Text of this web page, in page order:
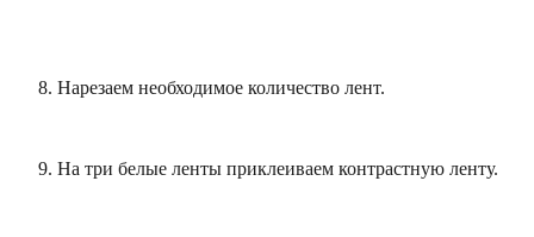
Нарезаем необходимое количество лент.
На три белые ленты приклеиваем контрастную ленту.